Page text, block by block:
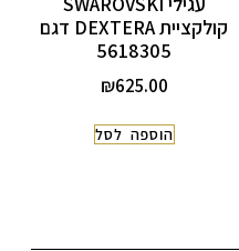
קולקציית DEXTERA דגם
5618305
₪625.00
הוספה לסל